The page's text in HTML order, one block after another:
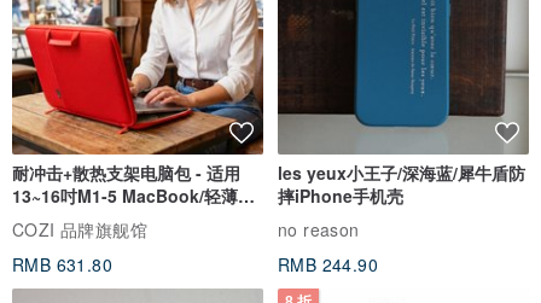
耐冲击+散热支架电脑包 - 适用
13~16吋M1-5 MacBook/轻薄笔
电
COZI 品牌旗舰馆
RMB 631.80
les yeux小王子/深海蓝/犀牛盾防
摔iPhone手机壳
no reason
RMB 244.90